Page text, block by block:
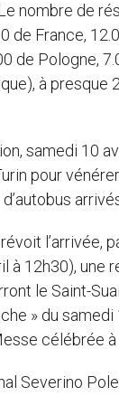
nombre de
de France,
de Pologne,
à presque
samedi 10
pour
à 12h30),
le Saint-
» du
célébrée à
Severino